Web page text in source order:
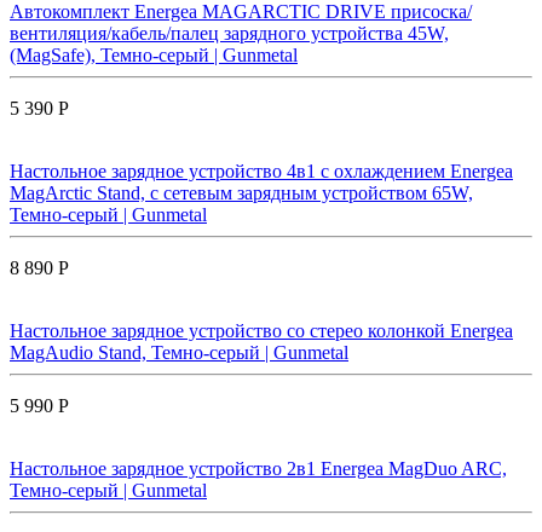
Автокомплект Energea MAGARCTIC DRIVE присоска/
вентиляция/кабель/палец зарядного устройства 45W,
(MagSafe), Темно-серый | Gunmetal
5 390 Р
Настольное зарядное устройство 4в1 с охлаждением Energea
MagArctic Stand, с сетевым зарядным устройством 65W,
Темно-серый | Gunmetal
8 890 Р
Настольное зарядное устройство со стерео колонкой Energea
MagAudio Stand, Темно-серый | Gunmetal
5 990 Р
Настольное зарядное устройство 2в1 Energea MagDuo ARC,
Темно-серый | Gunmetal